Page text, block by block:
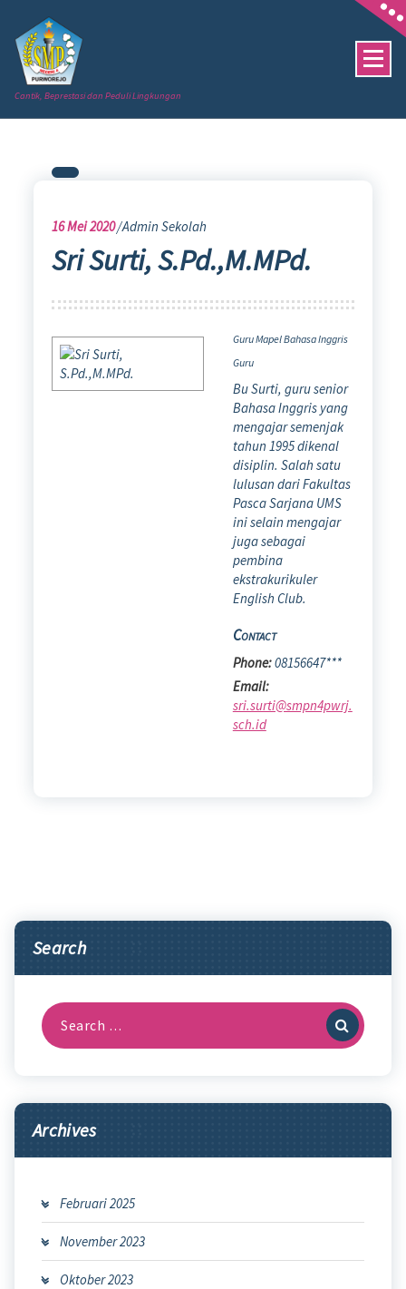
content
Cantik, Beprestasi dan Peduli Lingkungan
16Mei 2020 Admin Sekolah
Sri Surti, S.Pd.,M.MPd.
Guru Mapel Bahasa Inggris
Guru
Bu Surti, guru senior
Bahasa Inggris yang
mengajar semenjak
tahun 1995 dikenal
disiplin. Salah satu
lulusan dari Fakultas
Pasca Sarjana UMS
ini selain mengajar
juga sebagai
pembina
ekstrakurikuler
English Club.
Contact
Phone:08156647***
Email:
sri.surti@smpn4pwrj.
sch.id
Search
Search
for:
Archives
Februari 2025
November 2023
Oktober 2023